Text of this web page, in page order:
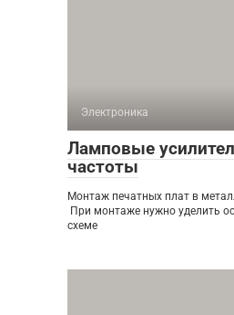
Электроника
Ламповые
частоты
Монтаж печатных плат в
При монтаже нужно уделить
схеме